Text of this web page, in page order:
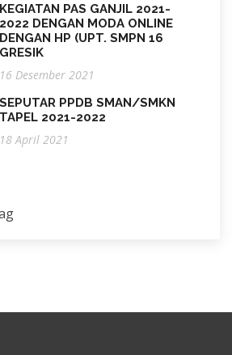
KEGIATAN PAS GANJIL 2021-
2022 DENGAN MODA ONLINE
DENGAN HP (UPT. SMPN 16
GRESIK
16 Desember 2021
SEPUTAR PPDB SMAN/SMKN
TAPEL 2021-2022
18 April 2021